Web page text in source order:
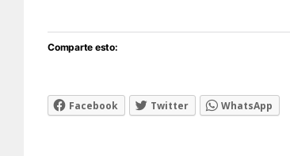
Comparte esto:
Facebook Twitter WhatsApp